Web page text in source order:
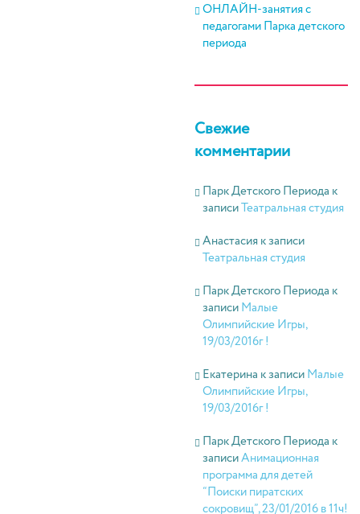
ОНЛАЙН-занятия с
педагогами Парка детского
периода
Свежие
комментарии
Парк Детского Периода к
записиТеатральная студия
Анастасияк записи
Театральная студия
Парк Детского Периода к
записиМалые
Олимпийские Игры,
19/03/2016г !
Екатерина к записиМалые
Олимпийские Игры,
19/03/2016г !
Парк Детского Периода к
записиАнимационная
программа для детей
“Поиски пиратских
сокровищ”, 23/01/2016 в 11ч!